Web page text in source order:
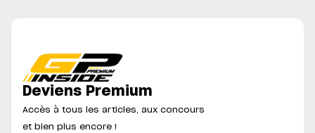
Deviens Premium
Accès à tous les articles, aux concours
et bien plus encore !